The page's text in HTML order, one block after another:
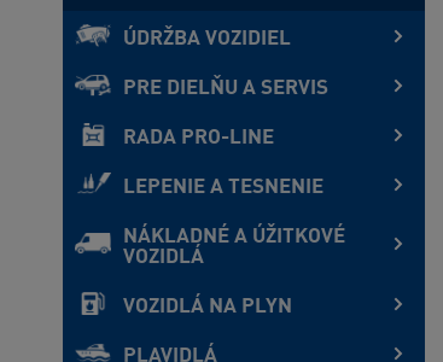
ÚDRŽBA VOZIDIEL
PRE DIELŇU A SERVIS
RADA PRO-LINE
LEPENIE A TESNENIE
NÁKLADNÉ A ÚŽITKOVÉ
VOZIDLÁ
VOZIDLÁ NA PLYN
PLAVIDLÁ